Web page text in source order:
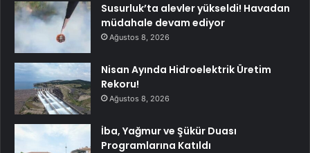
Susurluk’ta alevler yükseldi! Havadan
müdahale devam ediyor
Ağustos 8, 2026
Nisan Ayında Hidroelektrik Üretim
Rekoru!
Ağustos 8, 2026
İba, Yağmur ve Şükür Duası
Programlarına Katıldı